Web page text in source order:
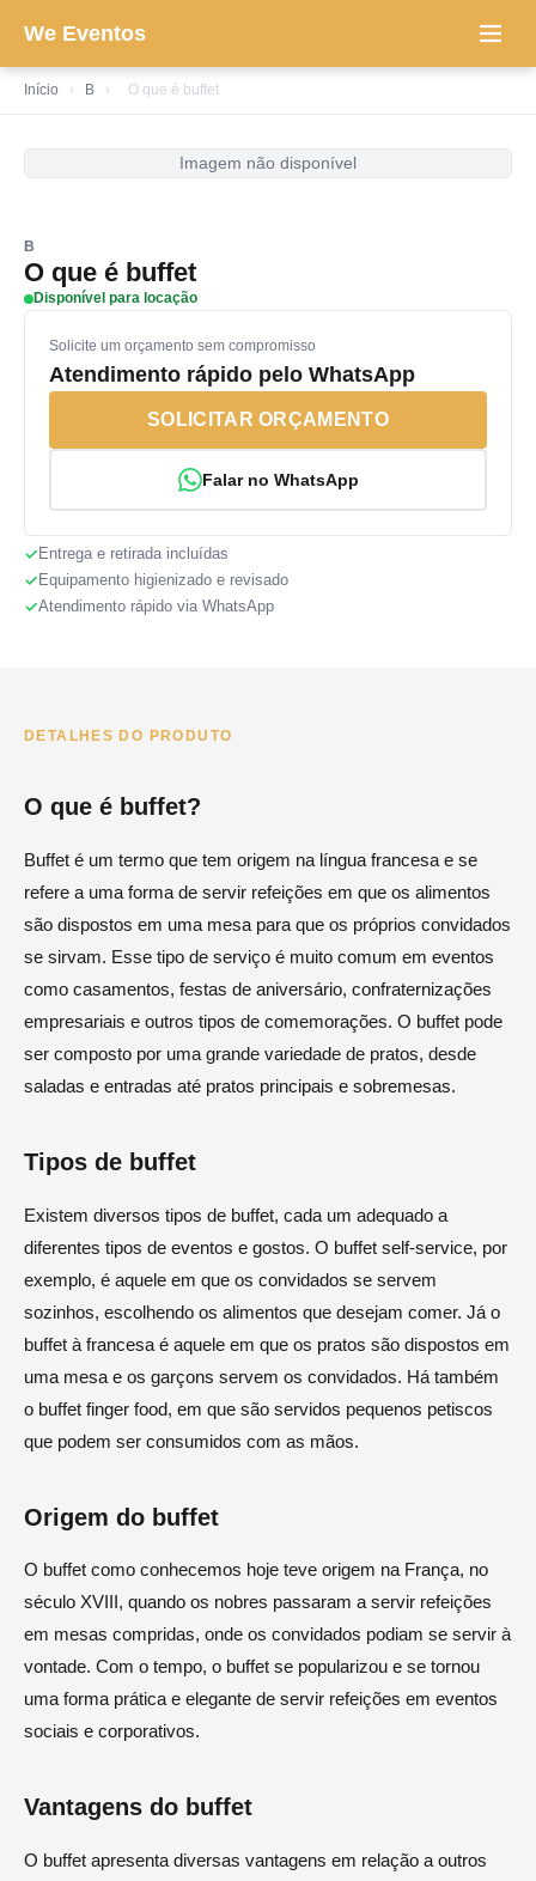
We Eventos
Início › B › O que é buffet
Imagem não disponível
B
O que é buffet
Disponível para locação
Solicite um orçamento sem compromisso
Atendimento rápido pelo WhatsApp
SOLICITAR ORÇAMENTO
Falar no WhatsApp
Entrega e retirada incluídas
Equipamento higienizado e revisado
Atendimento rápido via WhatsApp
DETALHES DO PRODUTO
O que é buffet?
Buffet é um termo que tem origem na língua francesa e se
refere a uma forma de servir refeições em que os alimentos
são dispostos em uma mesa para que os próprios convidados
se sirvam. Esse tipo de serviço é muito comum em eventos
como casamentos, festas de aniversário, confraternizações
empresariais e outros tipos de comemorações. O buffet pode
ser composto por uma grande variedade de pratos, desde
saladas e entradas até pratos principais e sobremesas.
Tipos de buffet
Existem diversos tipos de buffet, cada um adequado a
diferentes tipos de eventos e gostos. O buffet self-service, por
exemplo, é aquele em que os convidados se servem
sozinhos, escolhendo os alimentos que desejam comer. Já o
buffet à francesa é aquele em que os pratos são dispostos em
uma mesa e os garçons servem os convidados. Há também
o buffet finger food, em que são servidos pequenos petiscos
que podem ser consumidos com as mãos.
Origem do buffet
O buffet como conhecemos hoje teve origem na França, no
século XVIII, quando os nobres passaram a servir refeições
em mesas compridas, onde os convidados podiam se servir à
vontade. Com o tempo, o buffet se popularizou e se tornou
uma forma prática e elegante de servir refeições em eventos
sociais e corporativos.
Vantagens do buffet
O buffet apresenta diversas vantagens em relação a outros